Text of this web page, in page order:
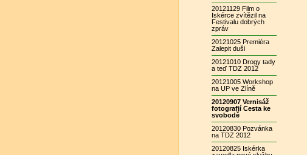
20121129 Film o
Iskérce zvítězil na
Festivalu dobrých
zpráv
20121025 Premiéra
Zalepit duši
20121010 Drogy tady
a teď TDZ 2012
20121005 Workshop
na UP ve Zlíně
20120907 Vernisáž
fotografií Cesta ke
svobodě
20120830 Pozvánka
na TDZ 2012
20120825 Iskérka